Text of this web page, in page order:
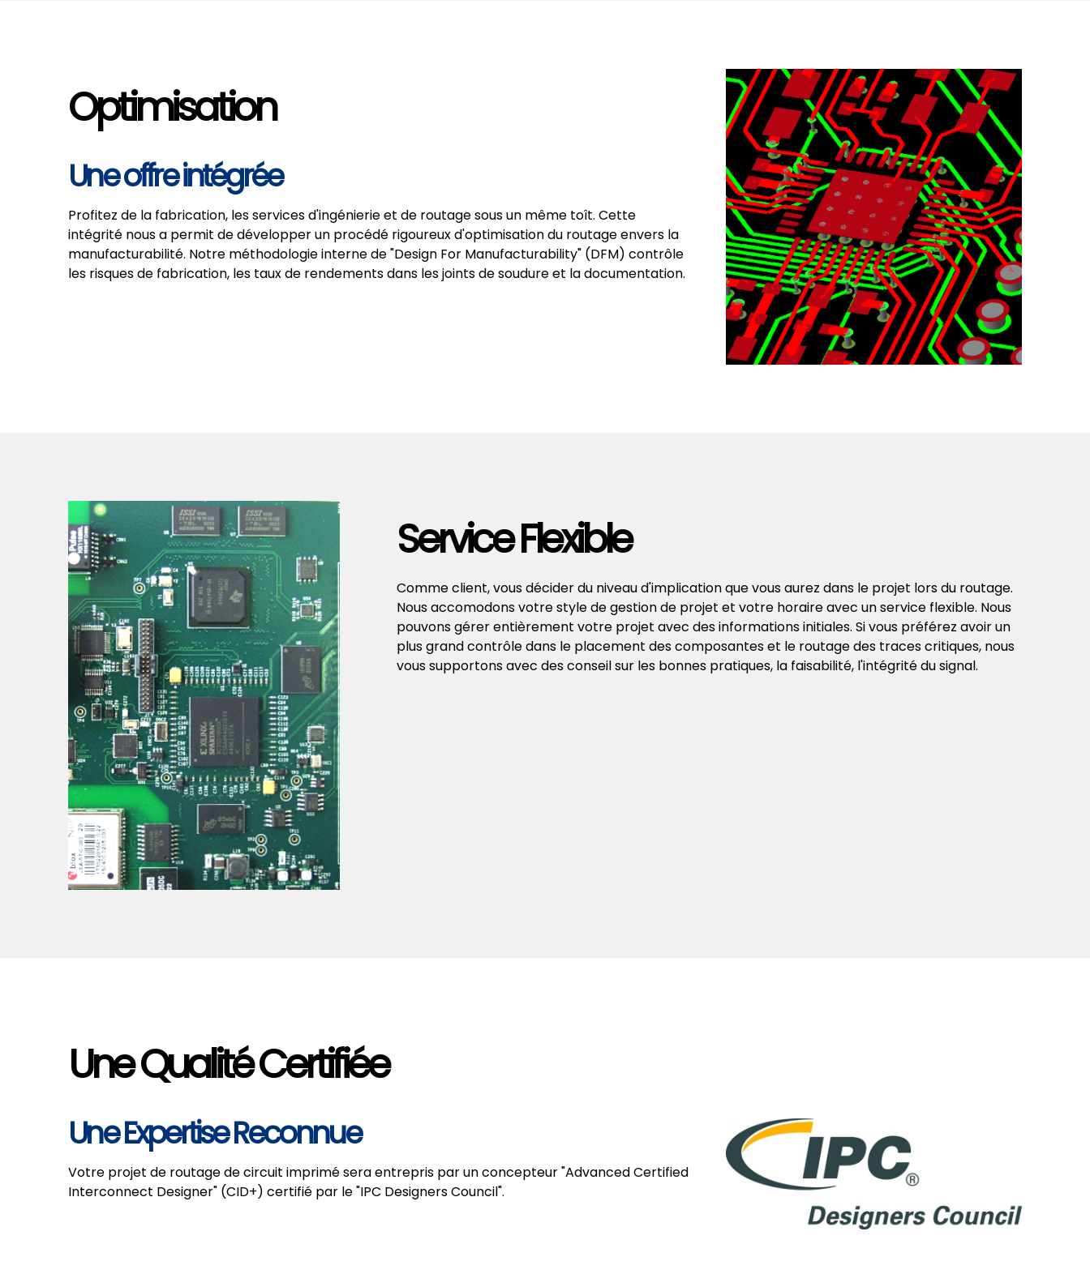
Optimisation
Une offre intégrée
Profitez de la fabrication, les services d'ingénierie et de routage sous un même toît. Cette
intégrité nous a permit de développer un procédé rigoureux d'optimisation du routage envers la
manufacturabilité. Notre méthodologie interne de "Design For Manufacturability" (DFM) contrôle
les risques de fabrication, les taux de rendements dans les joints de soudure et la documentation.
Service Flexible
Comme client, vous décider du niveau d'implication que vous aurez dans le projet lors du routage.
Nous accomodons votre style de gestion de projet et votre horaire avec un service flexible. Nous
pouvons gérer entièrement votre projet avec des informations initiales. Si vous préférez avoir un
plus grand contrôle dans le placement des composantes et le routage des traces critiques, nous
vous supportons avec des conseil sur les bonnes pratiques, la faisabilité, l'intégrité du signal.
Une Qualité Certifiée
Une Expertise Reconnue
Votre projet de routage de circuit imprimé sera entrepris par un concepteur "Advanced Certified
Interconnect Designer" (CID+) certifié par le "IPC Designers Council".